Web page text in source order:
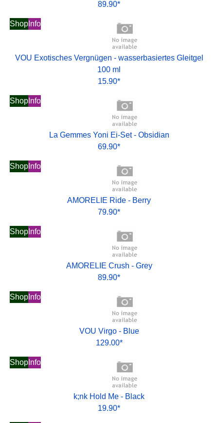
89.90*
Shop Info
VOU Exotisches Vergnügen - wasserbasiertes Gleitgel
100 ml
15.90*
Shop Info
La Gemmes Yoni Ei-Set - Obsidian
69.90*
Shop Info
AMORELIE Ride - Berry
79.90*
Shop Info
AMORELIE Crush - Grey
89.90*
Shop Info
VOU Virgo - Blue
129.00*
Shop Info
k;nk Hold Me - Black
19.90*